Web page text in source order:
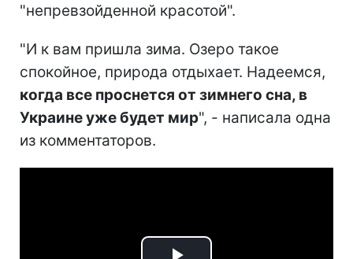
"непревзойденной красотой".
"И к вам пришла зима. Озеро такое
спокойное, природа отдыхает. Надеемся,
когда все проснется от зимнего сна, в
Украине уже будет мир", - написала одна
из комментаторов.